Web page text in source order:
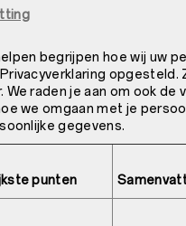
begrijpen hoe wij uw
We raden je aan om ook
we omgaan met je
gegevens.
punten